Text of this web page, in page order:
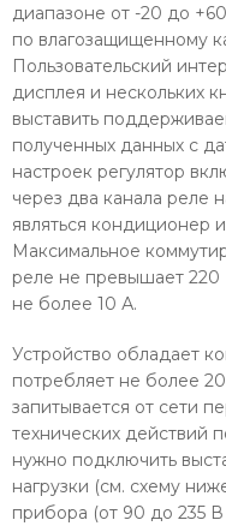
диапазоне от -20 до
по влагозащищенному
Пользовательский
дисплея и нескольких
выставить
полученных данных с
настроек регулятор
через два канала реле
являться кондиционер
Максимальное
реле не превышает 220
не более 10 А.
Устройство обладает
потребляет не более
запитывается от сети
технических действий
нужно подключить
нагрузки (см. схему
прибора (от 90 до 235